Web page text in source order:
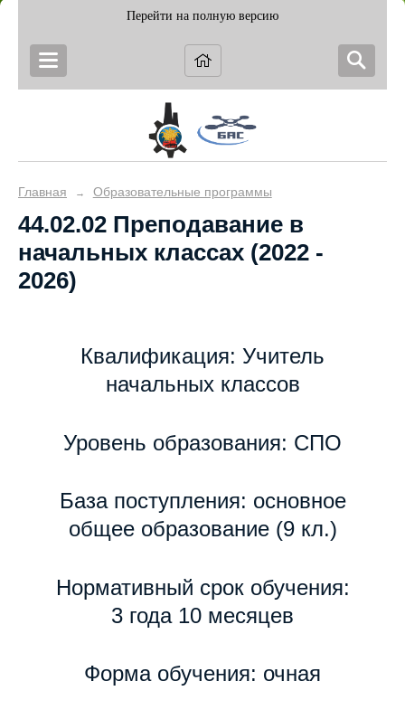
Перейти на полную версию
Главная → Образовательные программы
44.02.02 Преподавание в
начальных классах (2022 -
2026)
Квалификация: Учитель
начальных классов
Уровень образования: СПО
База поступления: основное
общее образование (9 кл.)
Нормативный срок обучения:
3 года 10 месяцев
Форма обучения: очная